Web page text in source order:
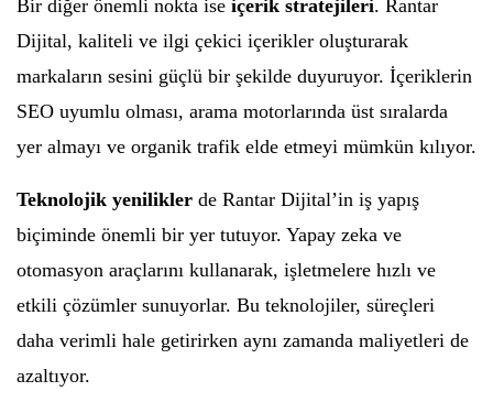
Bir diğer önemli nokta ise içerik stratejileri. Rantar
Dijital, kaliteli ve ilgi çekici içerikler oluşturarak
markaların sesini güçlü bir şekilde duyuruyor. İçeriklerin
SEO uyumlu olması, arama motorlarında üst sıralarda
yer almayı ve organik trafik elde etmeyi mümkün kılıyor.
Teknolojik yenilikler de Rantar Dijital’in iş yapış
biçiminde önemli bir yer tutuyor. Yapay zeka ve
otomasyon araçlarını kullanarak, işletmelere hızlı ve
etkili çözümler sunuyorlar. Bu teknolojiler, süreçleri
daha verimli hale getirirken aynı zamanda maliyetleri de
azaltıyor.